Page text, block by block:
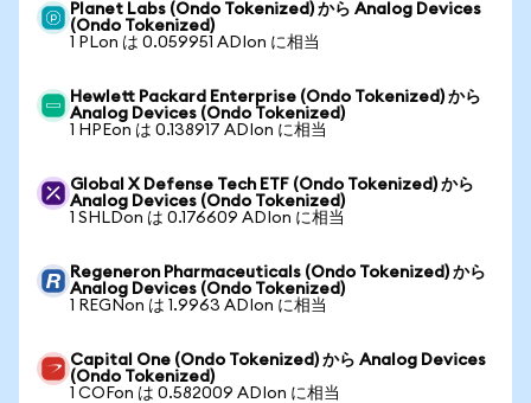
Planet Labs (Ondo Tokenized) から Analog Devices
(Ondo Tokenized)
1 PLon は 0.059951 ADIon に相当
Hewlett Packard Enterprise (Ondo Tokenized) から
Analog Devices (Ondo Tokenized)
1 HPEon は 0.138917 ADIon に相当
Global X Defense Tech ETF (Ondo Tokenized) から
Analog Devices (Ondo Tokenized)
1 SHLDon は 0.176609 ADIon に相当
Regeneron Pharmaceuticals (Ondo Tokenized) から
Analog Devices (Ondo Tokenized)
1 REGNon は 1.9963 ADIon に相当
Capital One (Ondo Tokenized) から Analog Devices
(Ondo Tokenized)
1 COFon は 0.582009 ADIon に相当